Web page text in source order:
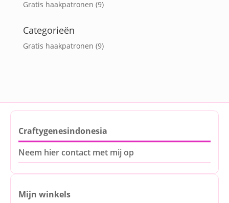
Gratis haakpatronen (9)
Categorieën
Gratis haakpatronen (9)
Craftygenesindonesia
Neem hier contact met mij op
Mijn winkels